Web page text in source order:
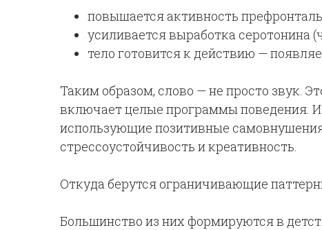
повышается активность
усиливается выработка серотонина
тело готовится к действию —
Таким образом, слово — не просто звук.
включает целые программы поведения.
использующие позитивные
стрессоустойчивость и креативность.
Откуда берутся ограничивающие
Большинство из них формируются в